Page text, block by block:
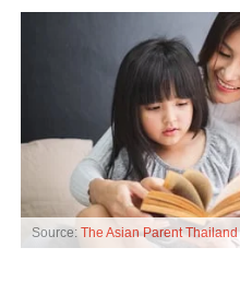
Source: The Asian Parent Thailand